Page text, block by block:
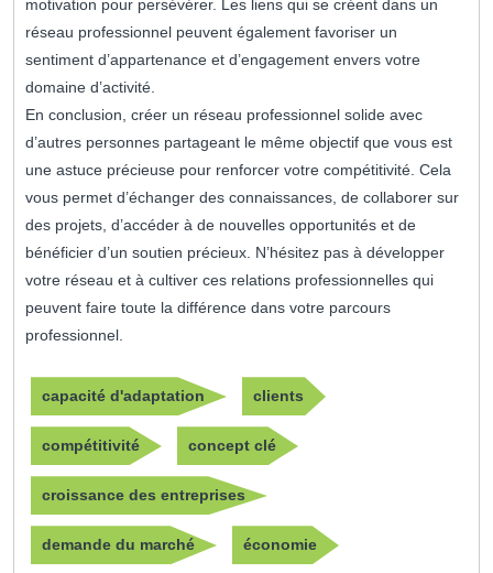
motivation pour persévérer. Les liens qui se créent dans un
réseau professionnel peuvent également favoriser un
sentiment d’appartenance et d’engagement envers votre
domaine d’activité.
En conclusion, créer un réseau professionnel solide avec
d’autres personnes partageant le même objectif que vous est
une astuce précieuse pour renforcer votre compétitivité. Cela
vous permet d’échanger des connaissances, de collaborer sur
des projets, d’accéder à de nouvelles opportunités et de
bénéficier d’un soutien précieux. N’hésitez pas à développer
votre réseau et à cultiver ces relations professionnelles qui
peuvent faire toute la différence dans votre parcours
professionnel.
capacité d'adaptation clients
compétitivité concept clé
croissance des entreprises
demande du marché économie